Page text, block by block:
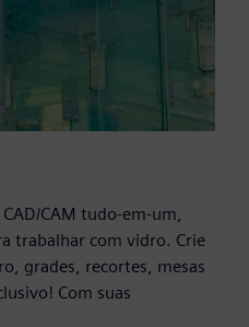
CAM tudo-em-um,
trabalhar com vidro. Crie
grades, recortes, mesas
Com suas